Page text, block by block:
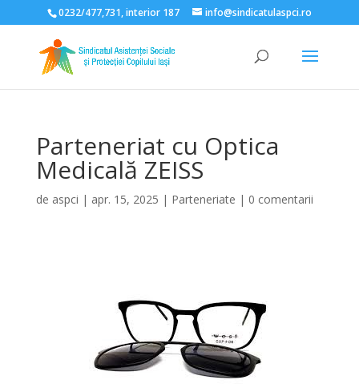
Deschide bara de unelte
0232/477,731, interior 187 info@sindicatulaspci.ro
Parteneriat cu Optica
Medicală ZEISS
de aspci | apr. 15, 2025 | Parteneriate | 0 comentarii